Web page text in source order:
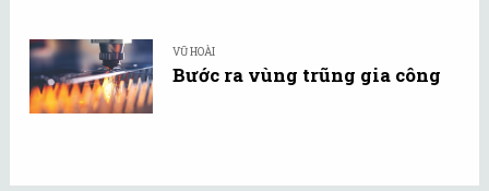
VŨ HOÀI
Bước ra vùng trũng gia công